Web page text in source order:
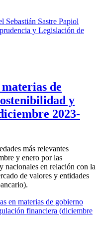
Sebastián Sastre Papiol
y Legislación de
de
y
2023-
más relevantes
y enero por las
nacionales en relación con la
de valores y entidades
en materias de gobierno
financiera (diciembre